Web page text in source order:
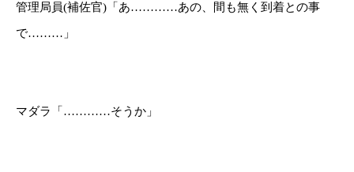
管理局員(補佐官)「あ…………あの、間も無く到着との事
で………」
マダラ「…………そうか」